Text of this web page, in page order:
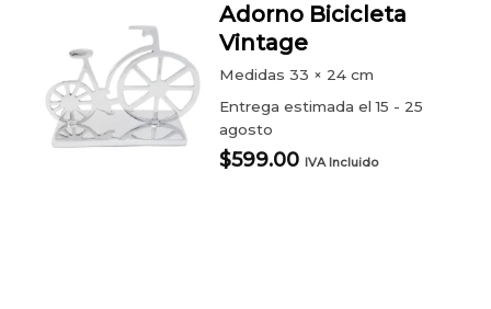
Adorno Bicicleta
Vintage
Medidas33 × 24 cm
Entrega estimada el 15 - 25
agosto
$599.00 IVA Incluido